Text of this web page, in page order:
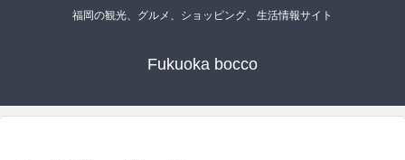
福岡の観光、グルメ、ショッピング、生活情報サイト
Fukuoka bocco